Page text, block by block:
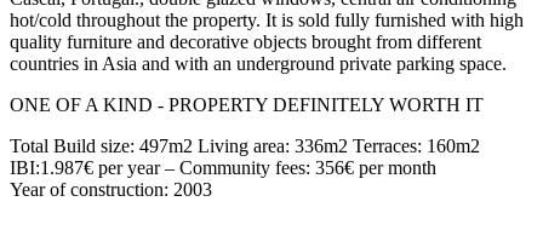
hot/cold throughout the property. It is sold ‌fully furnished with high
‌quality furniture ‌and decorative ‌objects brought from different
‌countries in Asia ‌and ‌with an underground ‌private parking ‌‌space.
ONE ‌‌OF ‌‌A ‌‌KIND ‌‌- PROPERTY ‌‌DEFINITELY ‌‌WORTH IT
Total ‌Build ‌size: ‌497m2 Living ‌area: ‌‌336m2 ‌Terraces: ‌160m2
IBI:1.987€ per year ‌– ‌‌Community ‌fees: 356€ ‌‌per ‌‌month ‌‌
Year ‌‌of ‌‌construction: ‌‌2003